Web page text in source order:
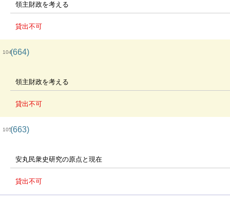
領主財政を考える
貸出不可
104(664)
領主財政を考える
貸出不可
105(663)
安丸民衆史研究の原点と現在
貸出不可